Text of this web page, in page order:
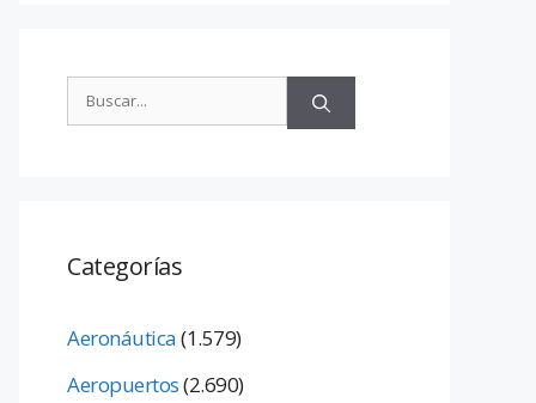
Categorías
Aeronáutica(1.579)
Aeropuertos(2.690)